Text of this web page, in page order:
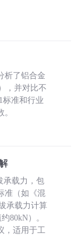
析了铝合金
，并对比不
标准和行业
承载力，包
准（如《混
承载力计算
80kN）。
，适用于工